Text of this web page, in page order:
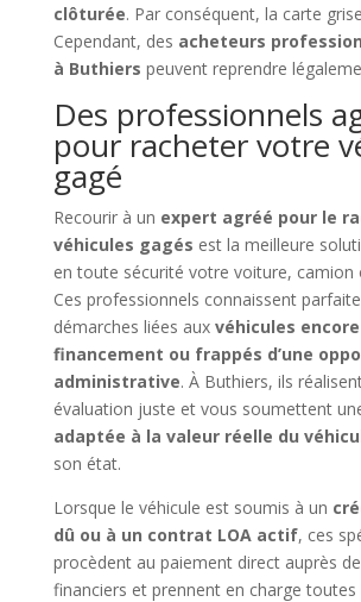
clôturée. Par conséquent, la carte
Cependant, des acheteurs
à Buthiers peuvent reprendre
Des professionnels
pour racheter votre
gagé
Recourir à un expert agréé pour le
véhicules gagés est la meilleure
en toute sécurité votre voiture, camion
Ces professionnels connaissent
démarches liées aux véhicules
financement ou frappés d’une
administrative. À Buthiers, ils
évaluation juste et vous soumettent
adaptée à la valeur réelle du
son état.
Lorsque le véhicule est soumis à un
dû ou à un contrat LOA actif, ces
procèdent au paiement direct auprès
financiers et prennent en charge